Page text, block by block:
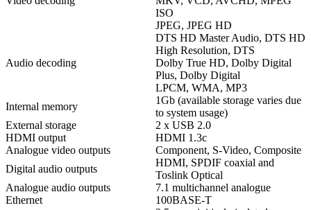
ISO
JPEG, JPEG HD
Audio decoding
DTS HD Master Audio, DTS HD
High Resolution, DTS
Dolby True HD, Dolby Digital
Plus, Dolby Digital
LPCM, WMA, MP3
Internal memory
1Gb (available storage varies due
to system usage)
External storage
2 x USB 2.0
HDMI output
HDMI 1.3c
Analogue video outputs
Component, S-Video, Composite
Digital audio outputs
HDMI, SPDIF coaxial and
Toslink Optical
Analogue audio outputs
7.1 multichannel analogue
Ethernet
100BASE-T